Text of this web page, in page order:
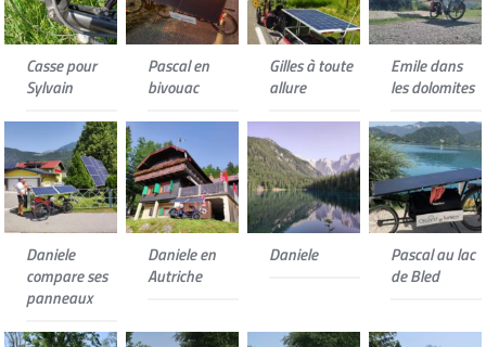
Casse pour
Sylvain
Pascal en
bivouac
Gilles à toute
allure
Emile dans
les dolomites
Daniele
compare ses
panneaux
Daniele en
Autriche
Daniele
Pascal au lac
de Bled